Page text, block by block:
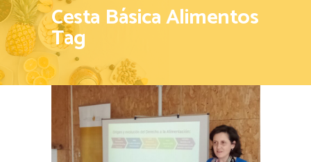
Cesta Básica Alimentos
Tag